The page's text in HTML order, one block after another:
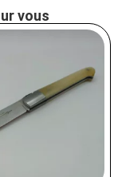
vous